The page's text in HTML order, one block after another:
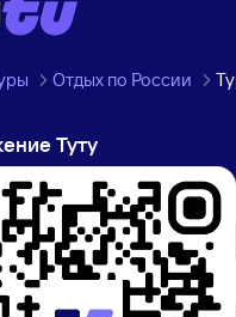
Отдых по России
Туту